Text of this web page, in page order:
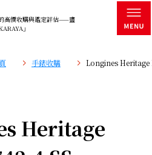
高價收購與鑑定評估——盡
」
手錶收購 Longines Heritage
Heritage